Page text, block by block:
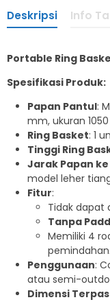
Deskripsi Info
Portable Ring
Spesifikasi Produk:
Papan Pantul:
mm, ukuran
Ring Basket: 1
Tinggi Ring
Jarak Papan
model leher
Fitur:
Tidak dapat
Tanpa
Memiliki 4
pemindahan.
Penggunaan:
atau semi-
Dimensi